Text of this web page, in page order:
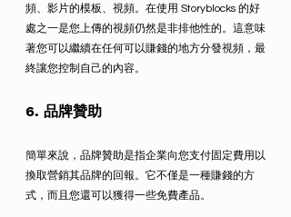
頻、影片的模板、視頻。在使用 Storyblocks 的好
處之一是您上傳的視頻仍然是非排他性的。這意味
著您可以繼續在任何可以賺錢的地方分發視頻，最
終讓您控制自己的內容。
6. 品牌贊助
簡單來說，品牌贊助是指企業向您支付固定費用以
換取營銷其品牌的回報。它不僅是一種賺錢的方
式，而且您還可以獲得一些免費產品。